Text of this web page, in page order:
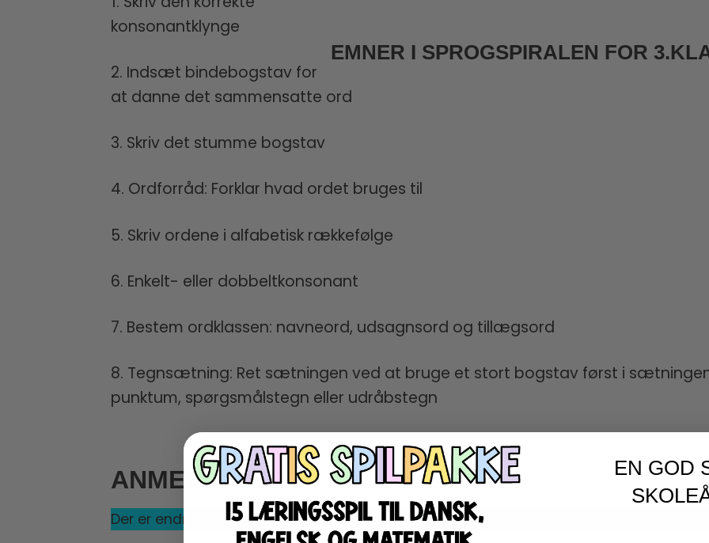
EMNER I SPROGSPIRALEN FOR
konsonantklynge
2. Indsæt bindebogstav for
at danne det sammensatte ord
3. Skriv det stumme bogstav
4. Ordforråd: Forklar hvad ordet bruges til
5. Skriv ordene i alfabetisk rækkefølge
6. Enkelt- eller dobbeltkonsonant
7. Bestem ordklassen: navneord, udsagnsord og tillægsord
8. Tegnsætning: Ret sætningen ved at bruge et stort bogstav først i
punktum, spørgsmålstegn eller udråbstegn
ANMELDELSER
Der er endnu ikke nogle anmeldelser.
EN GOD